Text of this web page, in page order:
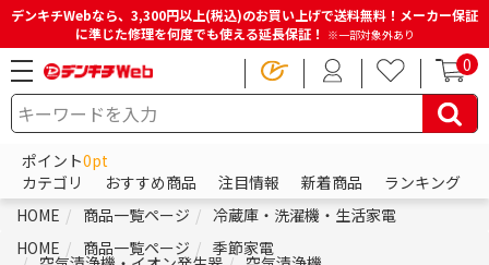
デンキチWebなら、3,300円以上(税込)のお買い上げで送料無料！メーカー保証
に準じた修理を何度でも使える延長保証！ ※一部対象外あり
0
ポイント0pt
カテゴリ
おすすめ商品 注目情報 新着商品
ランキング
HOME
商品一覧ページ
冷蔵庫・洗濯機・生活家電
HOME
商品一覧ページ 季節家電